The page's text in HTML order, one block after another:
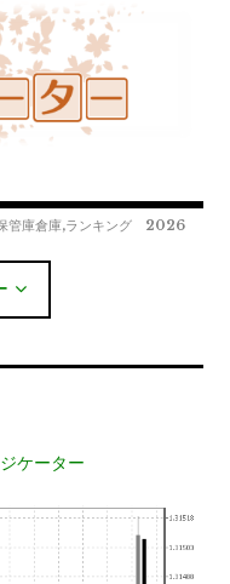
管庫倉庫,ランキング 2026
ケーター